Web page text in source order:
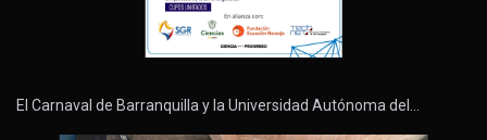
El Carnaval de Barranquilla y la Universidad Autónoma del…